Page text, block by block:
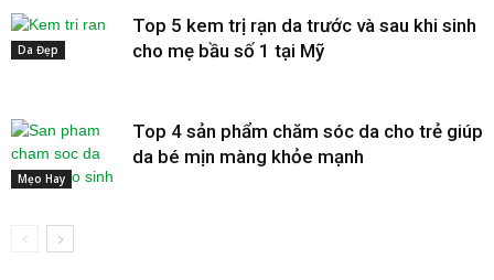
Da Đẹp
Top 5 kem trị rạn da trước và sau khi sinh
cho mẹ bầu số 1 tại Mỹ
Mẹo Hay
Top 4 sản phẩm chăm sóc da cho trẻ giúp
da bé mịn màng khỏe mạnh